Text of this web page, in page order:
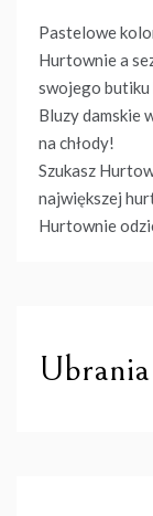
Pastelowe
Hurtownie a
swojego butiku
Bluzy damskie
na chłody!
Szukasz
największej
Hurtownie